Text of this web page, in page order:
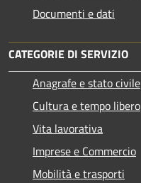
Documenti e dati
CATEGORIE DI SERVIZIO
Anagrafe e stato civile
Cultura e tempo libero
Vita lavorativa
Imprese e Commercio
Mobilità e trasporti